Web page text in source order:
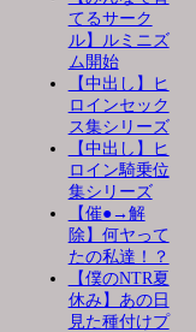
てるサーク
ル】ルミニズ
ム開始
【中出し】ヒ
ロインセック
ス集シリーズ
【中出し】ヒ
ロイン騎乗位
集シリーズ
【催●→解
除】何ヤって
たの私達！？
【僕のNTR夏
休み】あの日
見た種付けプ